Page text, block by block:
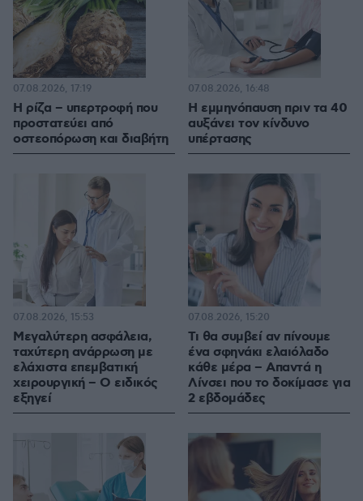
Η ρίζα – υπερτροφή που
προστατεύει από
οστεοπόρωση και διαβήτη
07.08.2026, 17:19
Η εμμηνόπαυση πριν τα 40
αυξάνει τον κίνδυνο
υπέρτασης
07.08.2026, 16:48
Μεγαλύτερη ασφάλεια,
ταχύτερη ανάρρωση με
ελάχιστα επεμβατική
χειρουργική – Ο ειδικός
εξηγεί
07.08.2026, 15:53
Τι θα συμβεί αν πίνουμε
ένα σφηνάκι ελαιόλαδο
κάθε μέρα – Απαντά η
Λίνσει που το δοκίμασε για
2 εβδομάδες
07.08.2026, 15:20